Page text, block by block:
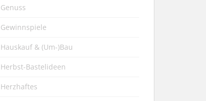
Genuss
Gewinnspiele
Hauskauf & (Um-)Bau
Herbst-Bastelideen
Herzhaftes